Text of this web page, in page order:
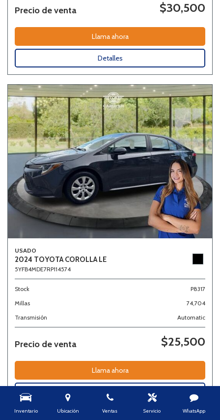
Inventario Ubicación Ventas Servicio WhatsApp
Precio de venta $30,500
Llama ahora
Detalles
USADO
2024 TOYOTA COROLLA LE
5YFB4MDE7RP114574
Stock
P8317
Millas
74,704
Transmisión
Automatic
Precio de venta $25,500
Llama ahora
Detalles